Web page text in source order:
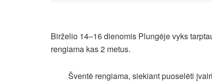
Birželio 14–16 dienomis Plungėje vyks
rengiama kas 2 metus.
Šventė rengiama, siekiant puoselėti